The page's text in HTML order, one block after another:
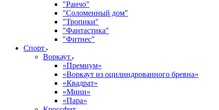
"Ранчо"
"Соломенный дом"
"Тропики"
"Фантастика"
"Фитнес"
Спорт
Воркаут
«Премиум»
«Воркаут из оцилиндрованного бревна»
«Квадрат»
«Мини»
«Пара»